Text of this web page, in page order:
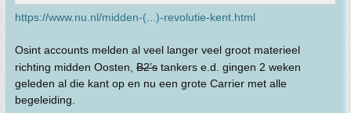
https://www.nu.nl/midden-(...)-revolutie-kent.html
Osint accounts melden al veel langer veel groot materieel
richting midden Oosten, B2’s tankers e.d. gingen 2 weken
geleden al die kant op en nu een grote Carrier met alle
begeleiding.